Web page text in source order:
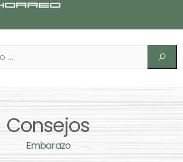
Consejos
Embarazo